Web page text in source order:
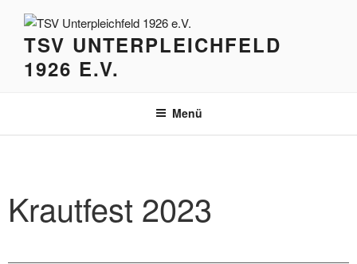
Inhalt
springenTSV UNTERPLEICHFELD
1926 E.V.
Menü
Krautfest 2023